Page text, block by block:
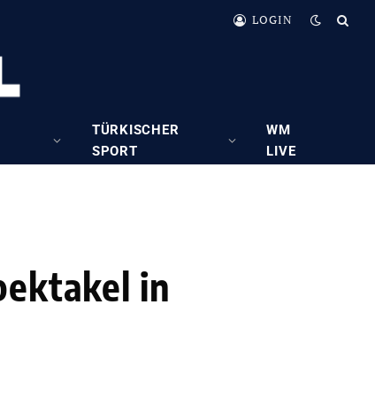
LOGIN
TÜRKISCHER
SPORT
WM
LIVE
in